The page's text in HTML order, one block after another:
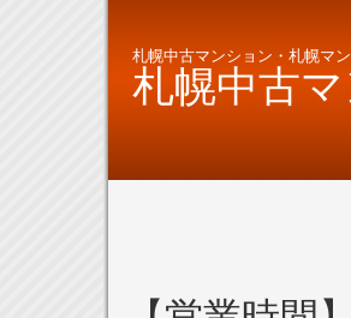
札幌中古マンション・札幌マ
札幌中古